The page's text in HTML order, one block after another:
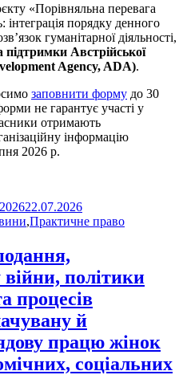
«Порівняльна перевага
порядку денного
гуманітарної діяльності,
підтримки Австрійської
Agency, ADA).
заповнити форму до 30
не гарантує участі у
отримають
інформацію
2026 р.
22.07.2026
,Практичне право
політики
процесів
й
працю жінок
соціальних